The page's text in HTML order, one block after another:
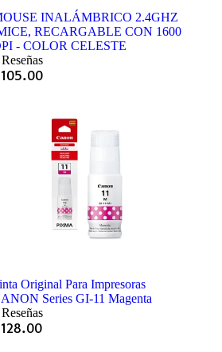
INALÁMBRICO 2.4GHZ
RECARGABLE CON 1600
- COLOR CELESTE
105.00
Original Para Impresoras
Series GI-11 Magenta
128.00